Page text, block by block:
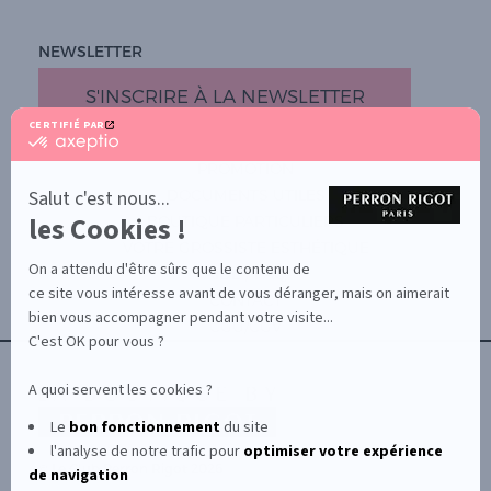
CERTIFIÉ PAR
certifié
En
savoir
plus
sur
Axeptio
Salut c'est nous...
les Cookies !
On a attendu d'être sûrs que le contenu de
ce site vous intéresse avant de vous déranger, mais on aimerait
bien vous accompagner pendant votre visite...
C'est OK pour vous ?
A quoi servent les cookies ?
Le bon fonctionnementdu site
l'analyse de notre trafic pour optimiservotre expérience
de navigation
NEWSLETTER
S'INSCRIRE À LA NEWSLETTER
BOUTIQUE PARTICULIERS
AIDE / FAQ
CONTACT
CGU/CGV
© Le Club Perron Rigot 2026